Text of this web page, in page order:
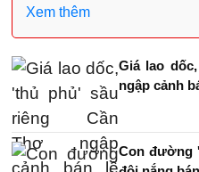
Xem thêm
Giá lao
ngập cảnh
Con đường